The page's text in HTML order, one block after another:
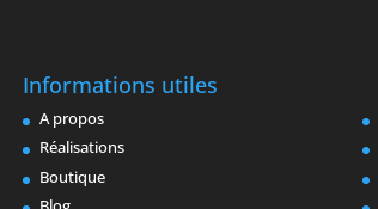
Informations utiles
A propos
Réalisations
Boutique